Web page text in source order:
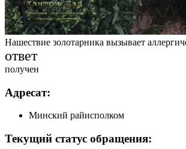
Нашествие золотарника вызывает
ответ
получен
Адресат:
Минский райисполком
Текущий статус обращения: